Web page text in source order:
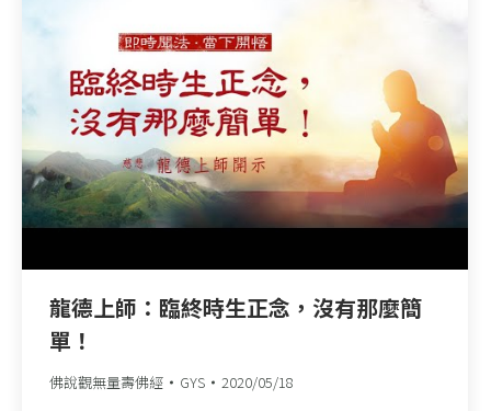
龍德上師：臨終時生正念，沒有那麼簡
單！
佛說觀無量壽佛經 GYS 2020/05/18